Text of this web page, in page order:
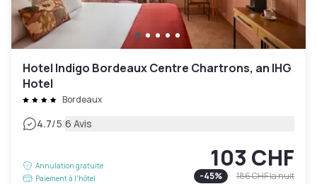
Hotel Indigo Bordeaux Centre Chartrons, an IHG
Hotel
Bordeaux
4.7/5|6 Avis
Annulation gratuite
Paiement à l'hôtel
103 CHF
-45% 186 CHFla nuit